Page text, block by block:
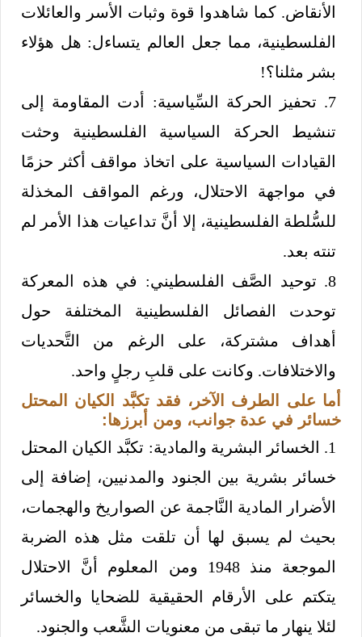
الأنقاض. كما شاهدوا قوة وثبات الأسر والعائلات
الفلسطينية، مما جعل العالم يتساءل: هل هؤلاء
بشر مثلنا؟!
7. تحفيز الحركة السِّياسية: أدت المقاومة إلى
تنشيط الحركة السياسية الفلسطينية وحثت
القيادات السياسية على اتخاذ مواقف أكثر حزمًا
في مواجهة الاحتلال، ورغم المواقف المخذلة
للسُّلطة الفلسطينية، إلا أنَّ تداعيات هذا الأمر لم
تنته بعد.
8. توحيد الصَّف الفلسطيني: في هذه المعركة
توحدت الفصائل الفلسطينية المختلفة حول
أهداف مشتركة، على الرغم من التَّحديات
والاختلافات. وكانت على قلبِ رجلٍ واحد.
أما على الطرف الآخر، فقد تكبَّد الكيان المحتل
خسائر في عدة جوانب، ومن أبرزها:
1. الخسائر البشرية والمادية: تكبَّد الكيان المحتل
خسائر بشرية بين الجنود والمدنيين، إضافة إلى
الأضرار المادية النَّاجمة عن الصواريخ والهجمات،
بحيث لم يسبق لها أن تلقت مثل هذه الضربة
الموجعة منذ 1948 ومن المعلوم أنَّ الاحتلال
يتكتم على الأرقام الحقيقية للضحايا والخسائر
لئلا ينهار ما تبقى من معنويات الشَّعب والجنود.